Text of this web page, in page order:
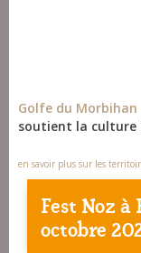
Golfe du
soutient la
en savoir plus sur les
Fest Noz à
octobre